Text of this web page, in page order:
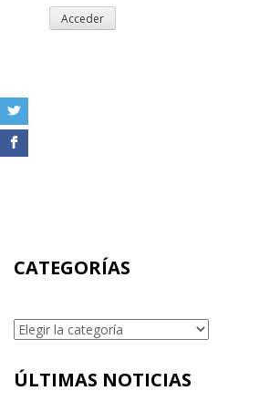
CATEGORÍAS
Categorías
ÚLTIMAS NOTICIAS